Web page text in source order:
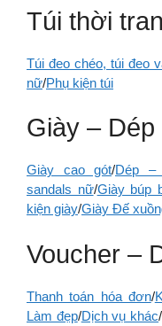
Túi thời
Túi đeo chéo, túi đeo
nữ/Phụ kiện túi
Giày –
Giày cao gót/Dép –
sandals nữ/Giày búp
kiện giày/Giày Đế
Voucher –
Thanh toán hóa đơn/
Làm đẹp/Dịch vụ khác/